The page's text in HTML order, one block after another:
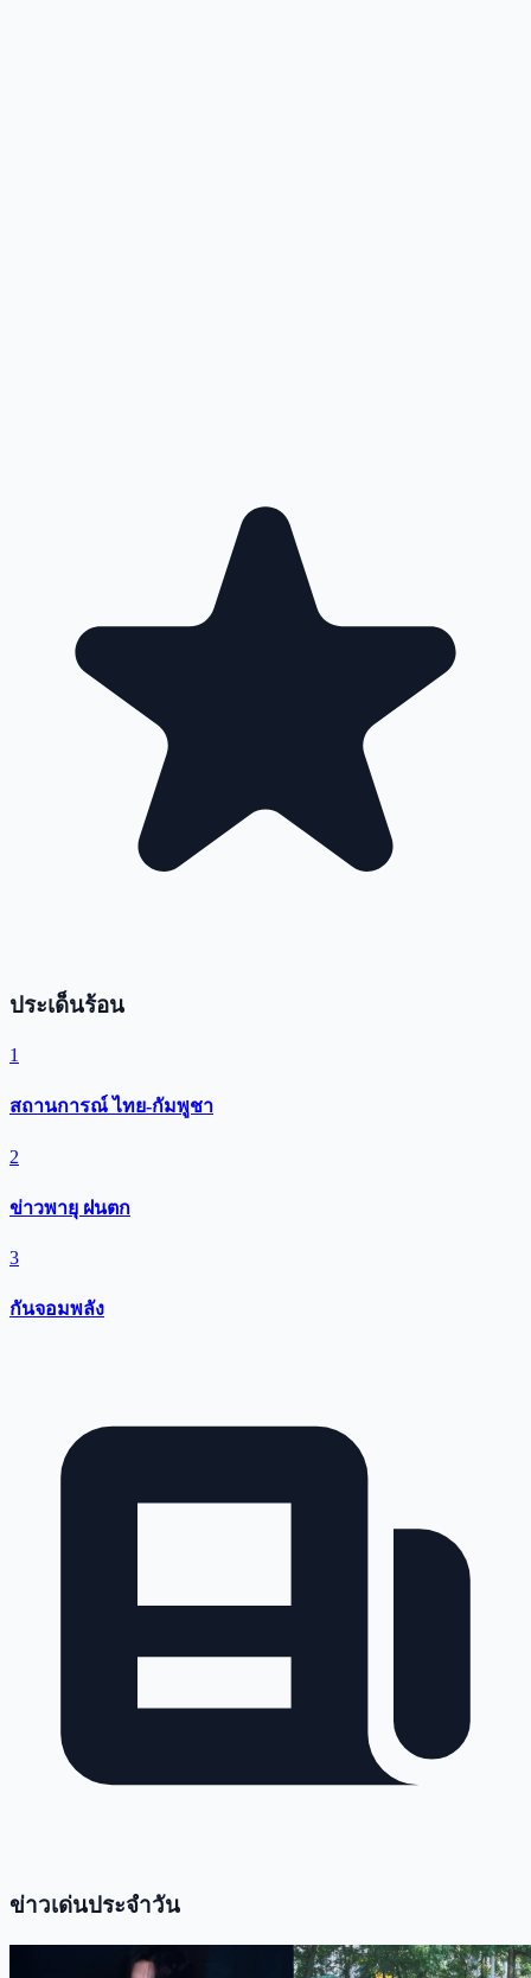
ประเด็นร้อน
1
สถานการณ์ ไทย-กัมพูชา
2
ข่าวพายุ ฝนตก
3
กันจอมพลัง
ข่าวเด่นประจำวัน